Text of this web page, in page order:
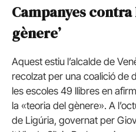
Campanyes contra
gènere’
Aquest estiu l’alcalde de
recolzat per una coalició de
les escoles 49 llibres en
la «teoria del gènere». A
de Ligúria, governat per